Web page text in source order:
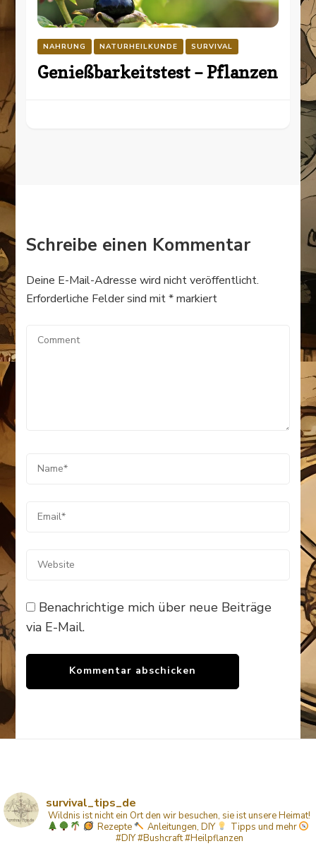
NAHRUNG NATURHEILKUNDE SURVIVAL
Genießbarkeitstest – Pflanzen
Schreibe einen Kommentar
Deine E-Mail-Adresse wird nicht veröffentlicht.
Erforderliche Felder sind mit*markiert
Benachrichtige mich über neue Beiträge
via E-Mail.
survival_tips_de
Wildnis ist nicht ein Ort den wir besuchen, sie ist unsere Heimat!
Rezepte
Anleitungen, DIY Tipps und mehr
#DIY #Bushcraft #Heilpflanzen